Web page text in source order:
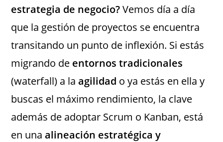
estrategia de negocio?Vemos día a día
que la gestión de proyectos se encuentra
transitando un punto de inflexión. Si estás
migrando de entornos tradicionales
(waterfall) a laagilidad o ya estás en ella y
buscas el máximo rendimiento, la clave
además de adoptar Scrum o Kanban, está
en unaalineación estratégica y